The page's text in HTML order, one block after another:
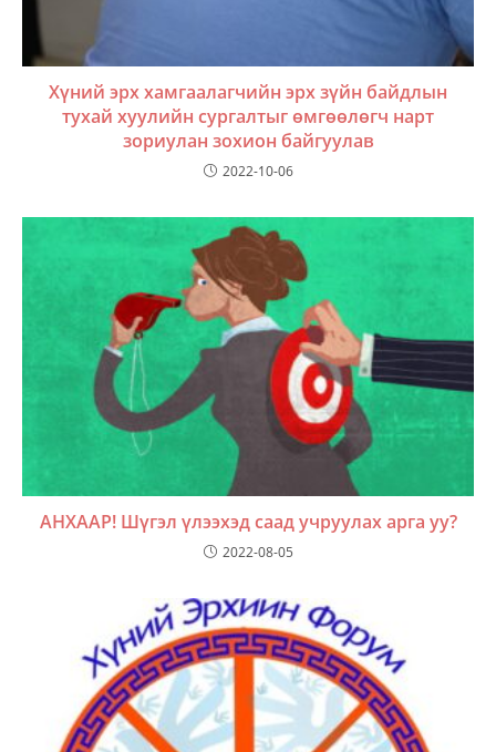
Хүний эрх хамгаалагчийн эрх зүйн байдлын
тухай хуулийн сургалтыг өмгөөлөгч нарт
зориулан зохион байгуулав
2022-10-06
АНХААР! Шүгэл үлээхэд саад учруулах арга уу?
2022-08-05